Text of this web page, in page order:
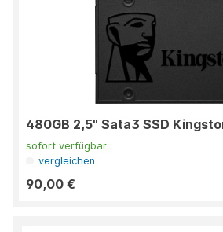
480GB 2,5" Sata3 SSD
sofort verfügbar
vergleichen
90,00 €